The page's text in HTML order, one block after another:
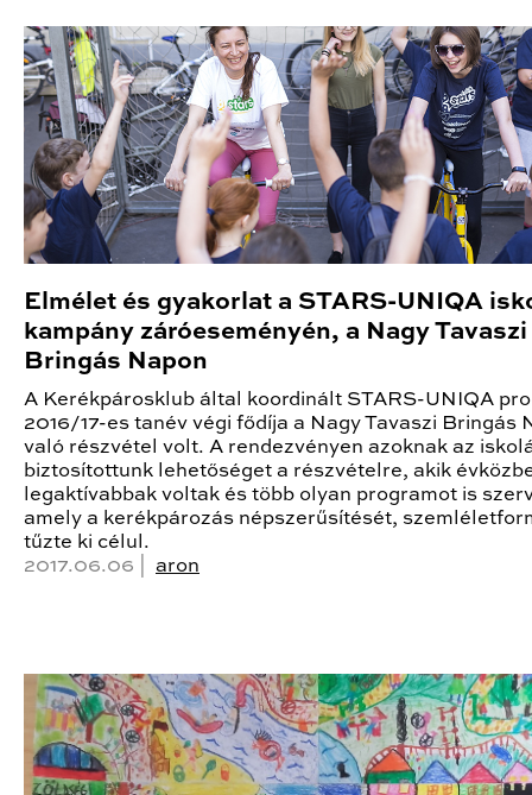
Elmélet és gyakorlat a STARS-UNIQA
kampány záróeseményén, a Nagy Tavaszi
Bringás Napon
A Kerékpárosklub által koordinált STARS-UNIQA
2016/17-es tanév végi fődíja a Nagy Tavaszi Bringás
való részvétel volt. A rendezvényen azoknak az
biztosítottunk lehetőséget a részvételre, akik
legaktívabbak voltak és több olyan programot is
amely a kerékpározás népszerűsítését,
tűzte ki célul.
2017.06.06 | aron